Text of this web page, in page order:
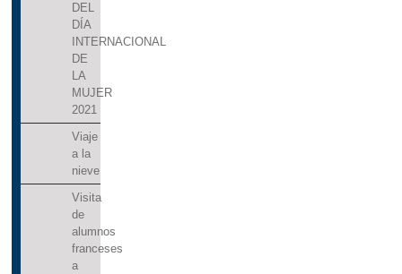
DEL
DÍA
INTERNACIONAL
DE
LA
MUJER
2021
Viaje
a la
nieve
Visita
de
alumnos
franceses
a